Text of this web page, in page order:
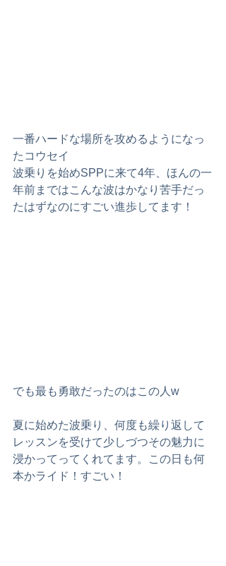
一番ハードな場所を攻めるようになっ
たコウセイ
波乗りを始めSPPに来て4年、ほんの一
年前まではこんな波はかなり苦手だっ
たはずなのにすごい進歩してます！
でも最も勇敢だったのはこの人w
夏に始めた波乗り、何度も繰り返して
レッスンを受けて少しづつその魅力に
浸かってってくれてます。この日も何
本かライド！すごい！